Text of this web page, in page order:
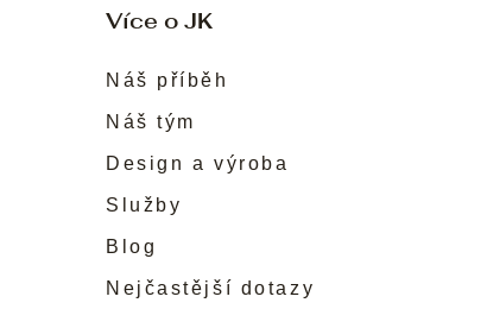
Více o JK
Náš příběh
Náš tým
Design a výroba
Služby
Blog
Nejčastější dotazy